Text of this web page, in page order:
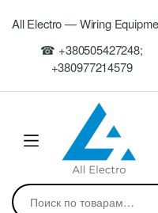
navigation
All Electro — Wiring
☎ +380505427248;
+380977214579
Искать: